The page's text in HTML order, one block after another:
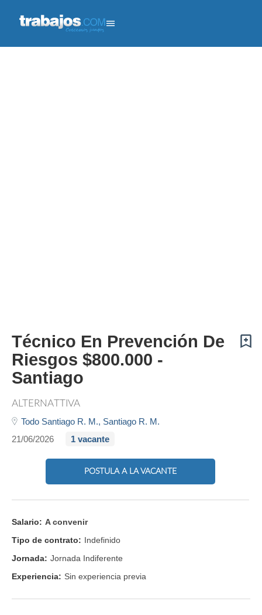
Técnico En Prevención De
Riesgos $800.000 -
Santiago
ALTERNATTIVA
Todo Santiago R. M., Santiago R. M.
21/06/2026
1 vacante
POSTULA A LA VACANTE
Salario: A convenir
Tipo de contrato: Indefinido
Jornada: Jornada Indiferente
Experiencia: Sin experiencia previa